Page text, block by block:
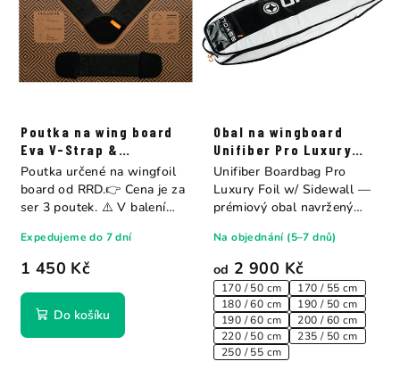
Poutka na wing board
Eva V-Strap &
Straight-Strap Set RRD
1 450 Kč
Expedujeme do 7 dní
Do košíku
Poutka určené na wingfoil
board od RRD.👉 Cena je za
ser 3 poutek. ⚠️ V balení
Obal na wingboard
Unifiber Pro Luxury
Foil w/ Sidewall
od 2 900 Kč
170 / 50 cm
170 / 55 cm
180 / 60 cm
190 / 50 cm
190 / 60 cm
200 / 60 cm
220 / 50 cm
235 / 50 cm
250 / 55 cm
Na objednání (5–7 dnů)
Unifiber Boardbag Pro
Luxury Foil w/ Sidewall —
prémiový obal navržený